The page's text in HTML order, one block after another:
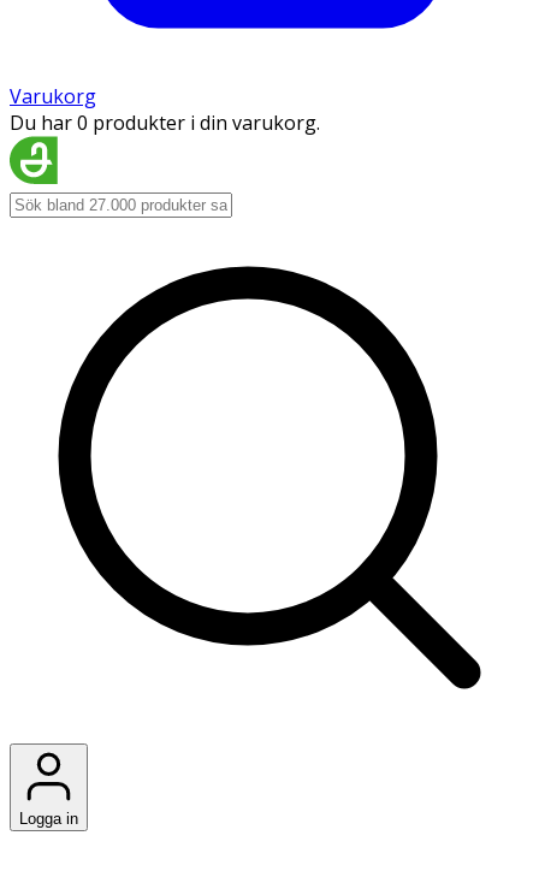
Varukorg
Du har 0 produkter i din varukorg.
Logga in